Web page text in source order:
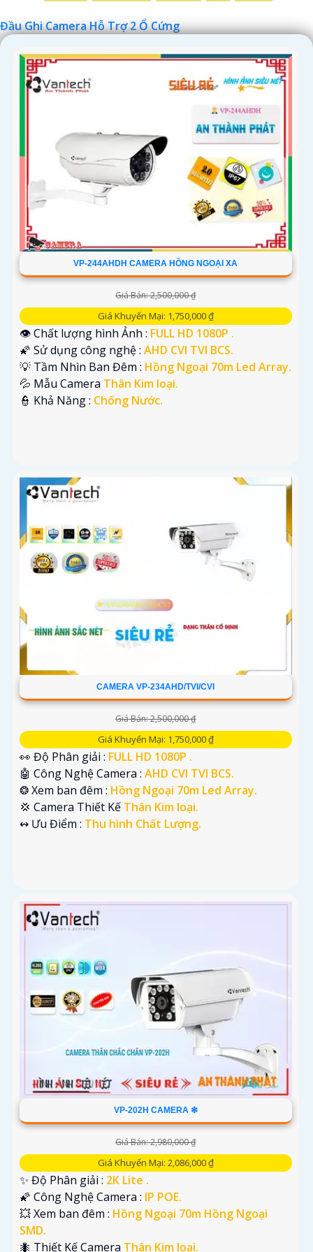
Đầu Ghi Camera Hỗ Trợ 2 Ổ Cứng
VP-244AHDH CAMERA HỒNG NGOẠI XA
Giá Bán: 2,500,000 ₫
Giá Khuyến Mại: 1,750,000 ₫
👁 Chất lượng hình Ảnh : FULL HD 1080P .
🌠 Sử dụng công nghệ : AHD CVI TVI BCS.
💡 Tầm Nhìn Ban Đêm : Hồng Ngoại 70m Led Array.
💦 Mẫu Camera Thân Kim loại.
️👮 Khả Năng : Chống Nước.
CAMERA VP-234AHD/TVI/CVI
Giá Bán: 2,500,000 ₫
Giá Khuyến Mại: 1,750,000 ₫
👀 Độ Phân giải : FULL HD 1080P .
🤖️ Công Nghệ Camera : AHD CVI TVI BCS.
❂ Xem ban đêm : Hồng Ngoại 70m Led Array.
💢 Camera Thiết Kế Thân Kim loại.
️↭ Ưu Điểm : Thu hình Chất Lượng.
VP-202H CAMERA ❇
Giá Bán: 2,980,000 ₫
Giá Khuyến Mại: 2,086,000 ₫
✨ Độ Phân giải : 2K Lite .
🌠 Công Nghệ Camera : IP POE.
💥 Xem ban đêm : Hồng Ngoại 70m Hồng Ngoại
SMD.
🐜 Thiết Kế Camera Thân Kim loại.